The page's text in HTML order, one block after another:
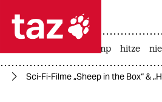
 taz zahl ich
taz zahl ich
usa unter trump hitze
Sci-Fi-Filme „Sheep in the Box“ &